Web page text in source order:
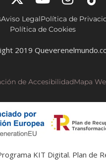
Aviso LegalPolítica de
Política de Cookies
2019
de AccesibilidadMapa
KIT Digital. Plan de